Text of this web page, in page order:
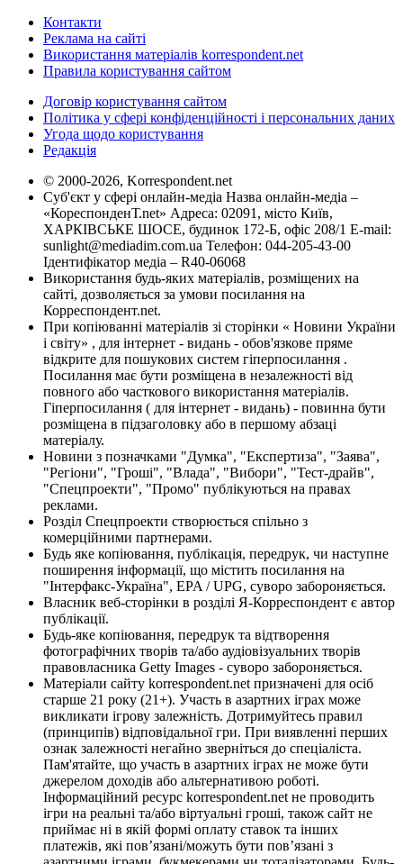
Контакти
Реклама на сайті
Використання матеріалів korrespondent.net
Правила користування сайтом
Договір користування сайтом
Політика у сфері конфіденційності і персональних даних
Угода щодо користування
Редакція
© 2000-2026, Korrespondent.net
Суб'єкт у сфері онлайн-медіа Назва онлайн-медіа –
«КореспонденТ.net» Адреса: 02091, місто Київ,
ХАРКІВСЬКЕ ШОСЕ, будинок 172-Б, офіс 208/1 E-mail:
sunlight@mediadim.com.ua Телефон: 044-205-43-00
Ідентифікатор медіа – R40-06068
Використання будь-яких матеріалів, розміщених на
сайті, дозволяється за умови посилання на
Корреспондент.net.
При копіюванні матеріалів зі сторінки « Новини України
і світу» , для інтернет - видань - обов'язкове пряме
відкрите для пошукових систем гіперпосилання .
Посилання має бути розміщена в незалежності від
повного або часткового використання матеріалів.
Гіперпосилання ( для інтернет - видань) - повинна бути
розміщена в підзаголовку або в першому абзаці
матеріалу.
Новини з позначками "Думка", "Експертиза", "Заява",
"Регіони", "Гроші", "Влада", "Вибори", "Тест-драйв",
"Спецпроекти", "Промо" публікуються на правах
реклами.
Розділ Спецпроекти створюється спільно з
комерційними партнерами.
Будь яке копіювання, публікація, передрук, чи наступне
поширення інформації, що містить посилання на
"Інтерфакс-Україна", EPA / UPG, суворо забороняється.
Власник веб-сторінки в розділі Я-Корреспондент є автор
публікації.
Будь-яке копіювання, передрук та відтворення
фотографічних творів та/або аудіовізуальних творів
правовласника Getty Images - суворо забороняється.
Матеріали сайту korrespondent.net призначені для осіб
старше 21 року (21+). Участь в азартних іграх може
викликати ігрову залежність. Дотримуйтесь правил
(принципів) відповідальної гри. При виявленні перших
ознак залежності негайно зверніться до спеціаліста.
Пам'ятайте, що участь в азартних іграх не може бути
джерелом доходів або альтернативою роботі.
Інформаційний ресурс korrespondent.net не проводить
ігри на реальні та/або віртуальні гроші, також сайт не
приймає ні в якій формі оплату ставок та інших
платежів, які пов’язані/можуть бути пов’язані з